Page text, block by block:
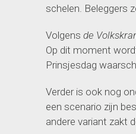
schelen. Beleggers
Volgensde
Op dit moment
Prinsjesdag
Verder is ook nog
een scenario zijn
andere variant zakt